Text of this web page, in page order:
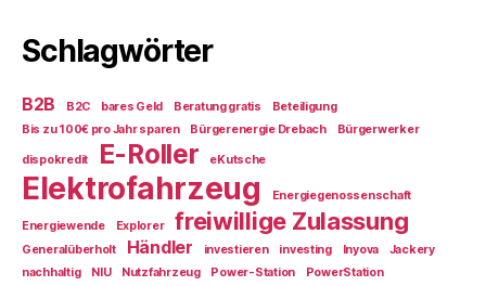
Schlagwörter
B2B B2C bares Geld Beratung gratis
Beteiligung
Bis zu 100€ pro Jahr sparen
Bürgerenergie Drebach Bürgerwerker
dispokredit E-Roller eKutsche
Elektrofahrzeug Energiegenossenschaft
Energiewende Explorer freiwillige Zulassung
Generalüberholt Händler investieren investing Inyova
Jackery
nachhaltig
NIU Nutzfahrzeug Power-Station
PowerStation